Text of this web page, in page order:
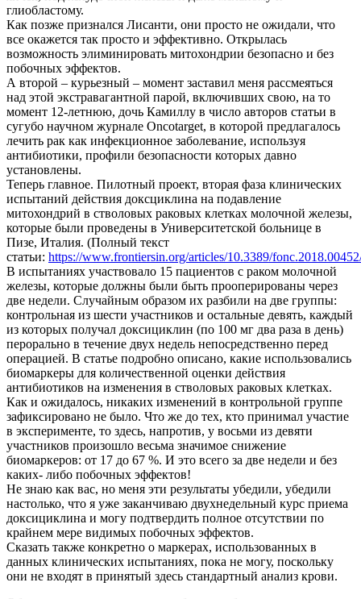
глиобластому.
Как позже признался Лисанти, они просто не ожидали, что
все окажется так просто и эффективно. Открылась
возможность элиминировать митохондрии безопасно и без
побочных эффектов.
А второй – курьезный – момент заставил меня рассмеяться
над этой экстравагантной парой, включивших свою, на то
момент 12-летнюю, дочь Камиллу в число авторов статьи в
сугубо научном журнале Oncotarget, в которой предлагалось
лечить рак как инфекционное заболевание, используя
антибиотики, профили безопасности которых давно
установлены.
Теперь главное. Пилотный проект, вторая фаза клинических
испытаний действия доксциклина на подавление
митохондрий в стволовых раковых клетках молочной железы,
которые были проведены в Университетской больнице в
Пизе, Италия. (Полный текст
статьи: https://www.frontiersin.org/articles/10.3389/
В испытаниях участвовало 15 пациентов с раком молочной
железы, которые должны были быть прооперированы через
две недели. Случайным образом их разбили на две группы:
контрольная из шести участников и остальные девять, каждый
из которых получал доксициклин (по 100 мг два раза в день)
перорально в течение двух недель непосредственно перед
операцией. В статье подробно описано, какие использовались
биомаркеры для количественной оценки действия
антибиотиков на изменения в стволовых раковых клетках.
Как и ожидалось, никаких изменений в контрольной группе
зафиксировано не было. Что же до тех, кто принимал участие
в эксперименте, то здесь, напротив, у восьми из девяти
участников произошло весьма значимое снижение
биомаркеров: от 17 до 67 %. И это всего за две недели и без
каких- либо побочных эффектов!
Не знаю как вас, но меня эти результаты убедили, убедили
настолько, что я уже заканчиваю двухнедельный курс приема
доксициклина и могу подтвердить полное отсутствии по
крайнем мере видимых побочных эффектов.
Сказать также конкретно о маркерах, использованных в
данных клинических испытаниях, пока не могу, поскольку
они не входят в принятый здесь стандартный анализ крови.